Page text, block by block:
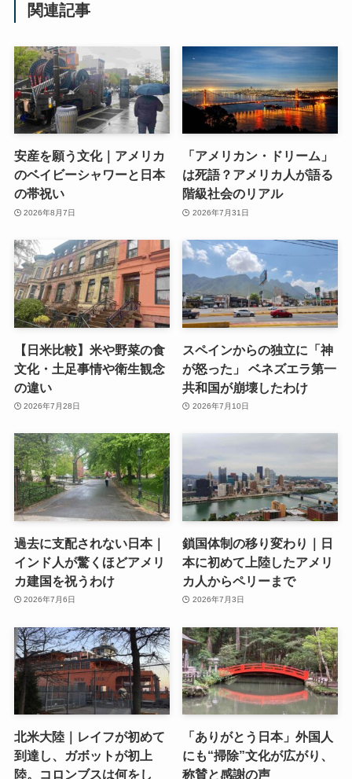
関連記事
安産を願う文化｜アメリカ
のベイビーシャワーと日本
の帯祝い
2026年8月7日
「アメリカン・ドリーム」
は死語？アメリカ人が語る
階級社会のリアル
2026年7月31日
【日米比較】米や野菜の食
文化・土足事情や衛生観念
の違い
2026年7月28日
スペインからの独立に「神
が怒った」 ベネズエラ第一
共和国が崩壊したわけ
2026年7月10日
過去に支配されない日本｜
インド人が驚くほどアメリ
カ建国を祝うわけ
2026年7月6日
鎖国体制の移り変わり｜日
本に初めて上陸したアメリ
カ人からペリーまで
2026年7月3日
北米大陸｜レイフが初めて
到達し、ガボットが初上
陸。コロンブスは何をし
「ありがとう日本」外国人
にも“掃除”文化が広がり、
称賛と感謝の声